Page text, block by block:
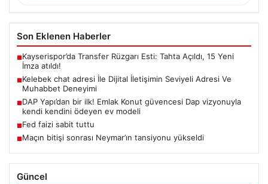
Son Eklenen Haberler
■Kayserispor’da Transfer Rüzgarı Esti: Tahta Açıldı, 15 Yeni
İmza atıldı!
■Kelebek chat adresi İle Dijital İletişimin Seviyeli Adresi Ve
Muhabbet Deneyimi
■DAP Yapı’dan bir ilk! Emlak Konut güvencesi Dap vizyonuyla
kendi kendini ödeyen ev modeli
■Fed faizi sabit tuttu
■Maçın bitişi sonrası Neymar’ın tansiyonu yükseldi
Güncel